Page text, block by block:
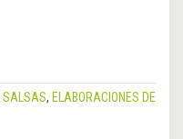
SALSAS, ELABORACIONES DE